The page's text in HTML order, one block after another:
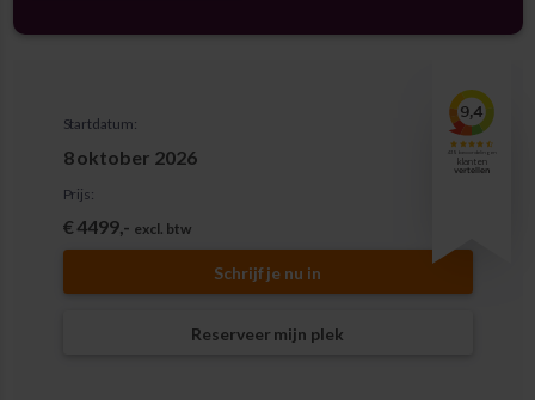
Startdatum:
8 oktober 2026
Prijs:
€ 4499,- excl. btw
Schrijf je nu in
Reserveer mijn plek